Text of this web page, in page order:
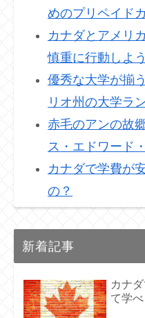
めのプリペイド
カナダとアメリ
慎重に行動しよう
優秀な大学が揃
リオ州の大学ラ
赤毛のアンの故
ス・エドワード
カナダで学費が
の？
新着記事
カナ
て学